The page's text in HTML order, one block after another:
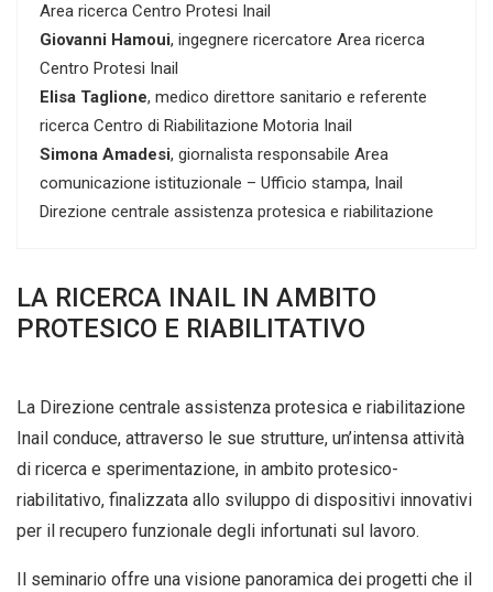
Area ricerca Centro Protesi Inail
Giovanni Hamoui, ingegnere ricercatore Area ricerca
Centro Protesi Inail
Elisa Taglione, medico direttore sanitario e referente
ricerca Centro di Riabilitazione Motoria Inail
Simona Amadesi, giornalista responsabile Area
comunicazione istituzionale – Ufficio stampa, Inail
Direzione centrale assistenza protesica e riabilitazione
LA RICERCA INAIL IN AMBITO
PROTESICO E RIABILITATIVO
La Direzione centrale assistenza protesica e riabilitazione
Inail conduce, attraverso le sue strutture, un’intensa attività
di ricerca e sperimentazione, in ambito protesico-
riabilitativo, finalizzata allo sviluppo di dispositivi innovativi
per il recupero funzionale degli infortunati sul lavoro.
Il seminario offre una visione panoramica dei progetti che il